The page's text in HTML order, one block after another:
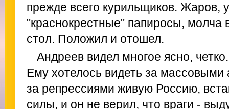
прежде всего курильщиков. Жаров,
"краснокрестные" папиросы,
стол. Положил и отошел.
Андреев видел многое ясно,
Ему хотелось видеть за
за репрессиями живую Россию,
силы, и он не верил, что враги -